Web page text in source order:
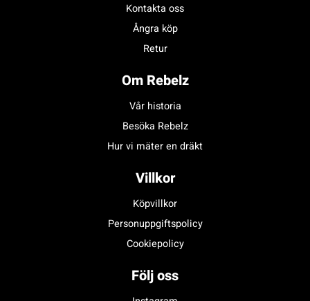
Kontakta oss
Ångra köp
Retur
Om Rebelz
Vår historia
Besöka Rebelz
Hur vi mäter en dräkt
Villkor
Köpvillkor
Personuppgiftspolicy
Cookiepolicy
Följ oss